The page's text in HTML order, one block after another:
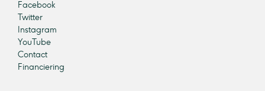
Facebook
Twitter
Instagram
YouTube
Contact
Financiering